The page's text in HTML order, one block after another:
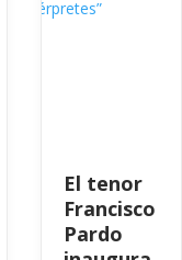
El tenor
Francisco
Pardo